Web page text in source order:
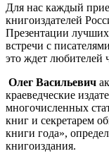
Для нас каждый
книгоиздателей
Презентации
встречи с
это ждет
Олег Васильевич
краеведческие
многочисленных
книг и секретарем
книги года»,
книгоиздания.